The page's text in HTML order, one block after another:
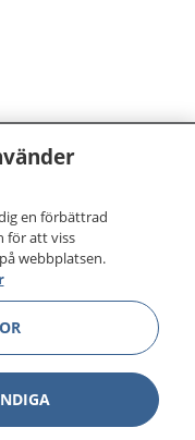
en förbättrad
för att viss
webbplatsen.